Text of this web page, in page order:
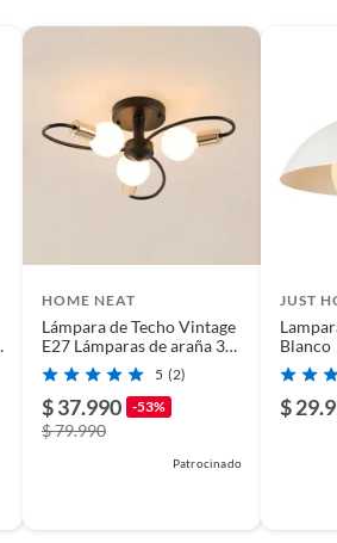
HOME NEAT
Lámpara de Techo Vintage
E27 Lámparas de araña 3
Luces
5 (2)
$ 37.990 -53%
$ 79.990
Patrocinado
JUST
Blanco
$